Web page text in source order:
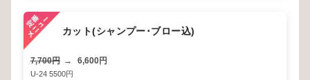
カット(シャンプー･ブロー込)
7,700円 → 6,600円
U-24 5500円